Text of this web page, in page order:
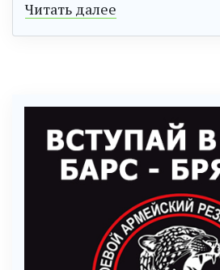
Читать далее